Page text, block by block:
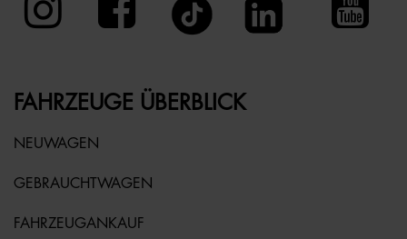
FAHRZEUGE ÜBERBLICK
NEUWAGEN
GEBRAUCHTWAGEN
FAHRZEUGANKAUF